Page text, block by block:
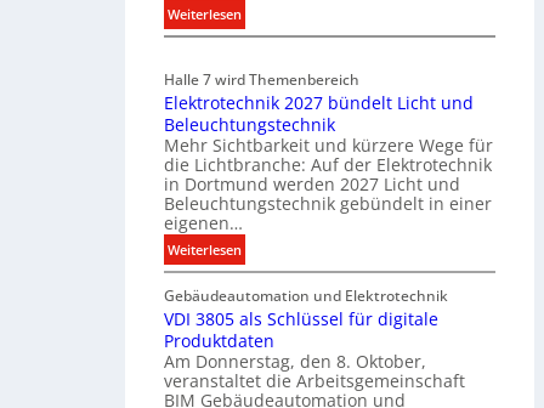
u
n
k
a
t
i
o
n
t
S
y
s
t
e
m
Weiterlesen:
E
n
C
l
i
p
f
a
l
e
U
n
Halle 7 wird Themenbereich
Elektrotechnik 2027 bündelt Licht und
Beleuchtungstechnik
Mehr Sichtbarkeit und kürzere Wege für
die Lichtbranche: Auf der Elektrotechnik
in Dortmund werden 2027 Licht und
Beleuchtungstechnik gebündelt in einer
eigenen…
Weiterlesen:
E
l
e
k
t
r
Gebäudeautomation und Elektrotechnik
VDI 3805 als Schlüssel für digitale
Produktdaten
Am Donnerstag, den 8. Oktober,
veranstaltet die Arbeitsgemeinschaft
BIM Gebäudeautomation und